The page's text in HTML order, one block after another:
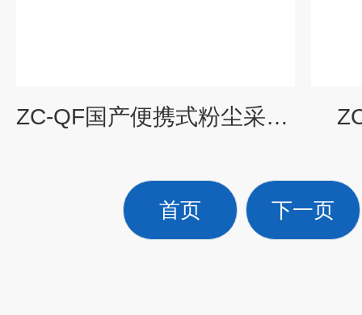
ZC-QF国产便携式粉尘采样仪
首页 下一页